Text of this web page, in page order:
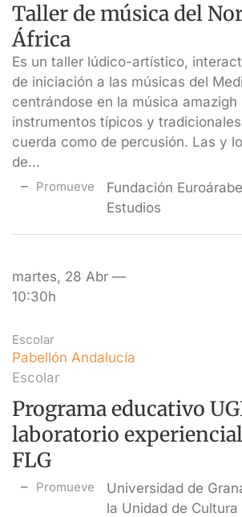
Taller de música del
África
Es un taller lúdico-artístico,
de iniciación a las músicas del
centrándose en la música amazigh
instrumentos típicos y
cuerda como de percusión. Las y
de…
Promueve
Fundación
Estudios
martes, 28 Abr —
10:30h
Escolar
Pabellón Andalucía
Escolar
Programa educativo
laboratorio
FLG
Promueve
Universidad de
la Unidad de